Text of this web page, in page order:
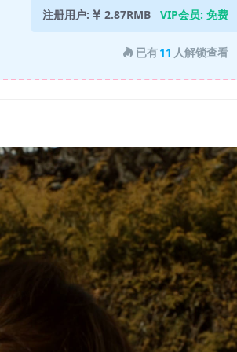
注册用户: 2.87RMB VIP会员: 免费
已有11 人解锁查看